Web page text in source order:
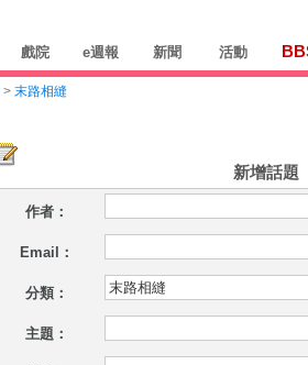
戲院 e週報 新聞 活動
> 末路相縫
新增話題
作者：
Email：
分類：
主題：